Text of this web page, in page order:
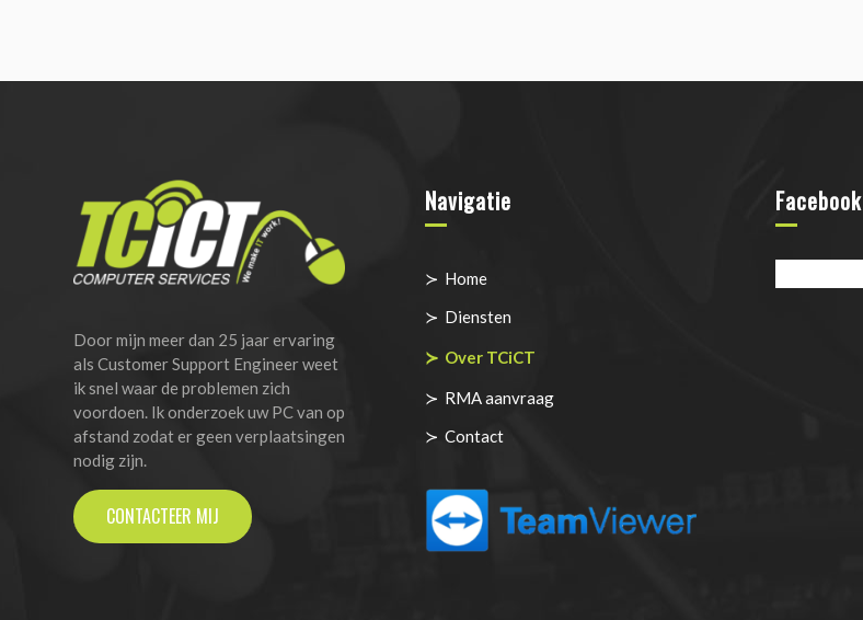
Door mijn meer dan 25 jaar ervaring
als Customer Support Engineer weet
ik snel waar de problemen zich
voordoen. Ik onderzoek uw PC van op
afstand zodat er geen verplaatsingen
nodig zijn.
CONTACTEER MIJ
Navigatie
Home
Diensten
Over TCiCT
RMA aanvraag
Contact
Facebook